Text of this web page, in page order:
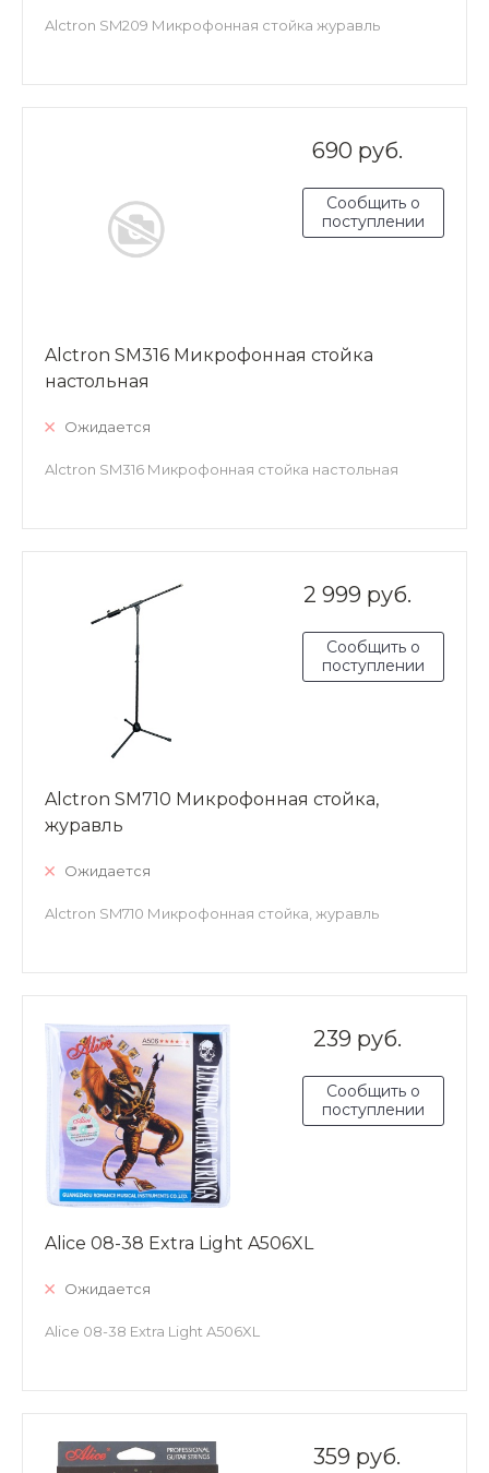
Alctron SM209 Микрофонная стойка журавль
690 руб.
Сообщить о
поступлении
Alctron SM316 Микрофонная стойка
настольная
Ожидается
Alctron SM316 Микрофонная стойка настольная
2 999 руб.
Сообщить о
поступлении
Alctron SM710 Микрофонная стойка,
журавль
Ожидается
Alctron SM710 Микрофонная стойка, журавль
239 руб.
Сообщить о
поступлении
Alice 08-38 Extra Light A506XL
Ожидается
Alice 08-38 Extra Light A506XL
359 руб.